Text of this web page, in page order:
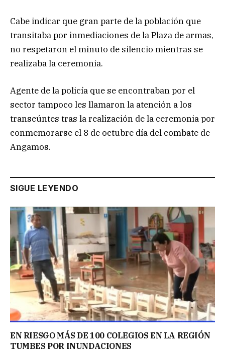
Cabe indicar que gran parte de la población que
transitaba por inmediaciones de la Plaza de armas,
no respetaron el minuto de silencio mientras se
realizaba la ceremonia.
Agente de la policía que se encontraban por el
sector tampoco les llamaron la atención a los
transeúntes tras la realización de la ceremonia por
conmemorarse el 8 de octubre día del combate de
Angamos.
SIGUE LEYENDO
EN RIESGO MÁS DE 100 COLEGIOS EN LA REGIÓN
TUMBES POR INUNDACIONES